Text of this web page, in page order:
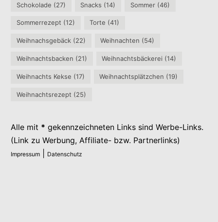
Schokolade (27) Snacks (14) Sommer(46)
Sommerrezept (12) Torte (41)
Weihnachsgebäck (22) Weihnachten (54)
Weihnachtsbacken (21) Weihnachtsbäckerei (14)
Weihnachts Kekse (17) Weihnachtsplätzchen (19)
Weihnachtsrezept (25)
Alle mit * gekennzeichneten Links sind Werbe-Links.
(Link zu Werbung, Affiliate- bzw. Partnerlinks)
Impressum Datenschutz